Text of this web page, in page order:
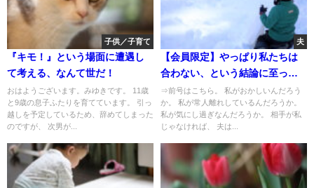
子供／子育て
『キモ！』という場面に遭遇し
て考える、なんて世だ！
おはようございます。みゆきです。 11歳
と9歳の息子ふたりを育てています。 引っ
越しを予定しているため、辞めてしまった
のですが、 次男が...
夫
【会員限定】やっぱり私たちは
合わない、という結論に至った
のはもう何度目だろう
⇒前号はこちら。 私がおかしいんだろう
か。 私が常人離れしているんだろうか。
私が気にし過ぎなんだろうか。 相手が私
じゃなければ、 夫は...